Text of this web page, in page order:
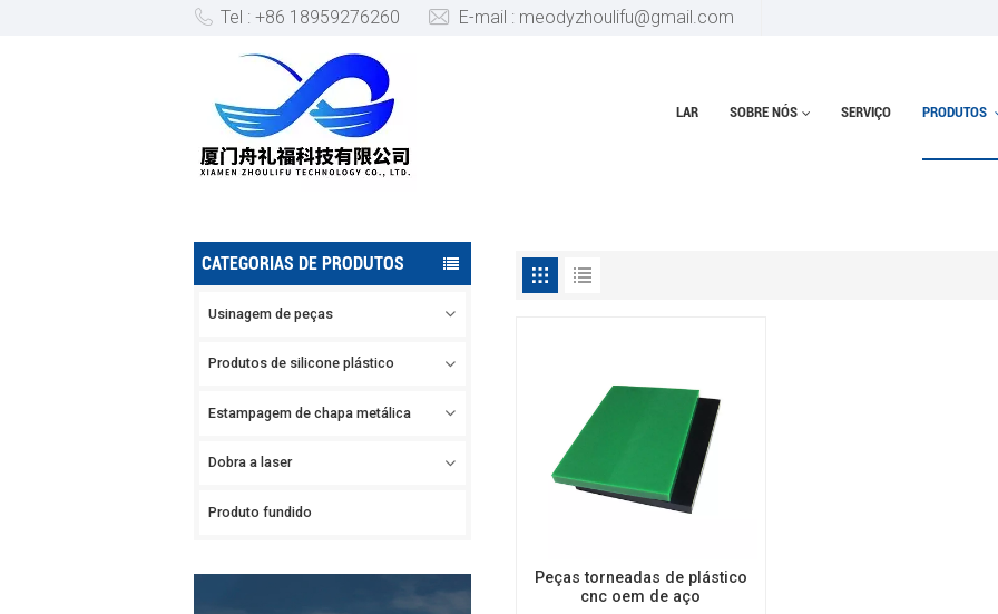
Tel : +86 18959276260 E-mail : meodyzhoulifu@gmail.com
LAR SOBRE NÓS SERVIÇO PRODUTOS
PRODUTO DE PEÇAS TORNEADAS CNC DE LATÃO
CATEGORIAS DE PRODUTOS
Usinagem de peças
Produtos de silicone plástico
Estampagem de chapa metálica
Dobra a laser
Produto fundido
Peças torneadas de plástico
cnc oem de aço